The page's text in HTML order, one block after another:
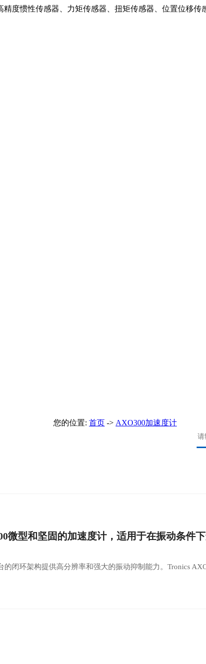
度惯性传感器、力矩传感器、扭矩传感器、位置位移传
您的位置: 首页 -> AXO300加速度计
微型和坚固的加速度计，适用于在振动条件
的闭环架构提供高分辨率和强大的振动抑制能力。Tronics